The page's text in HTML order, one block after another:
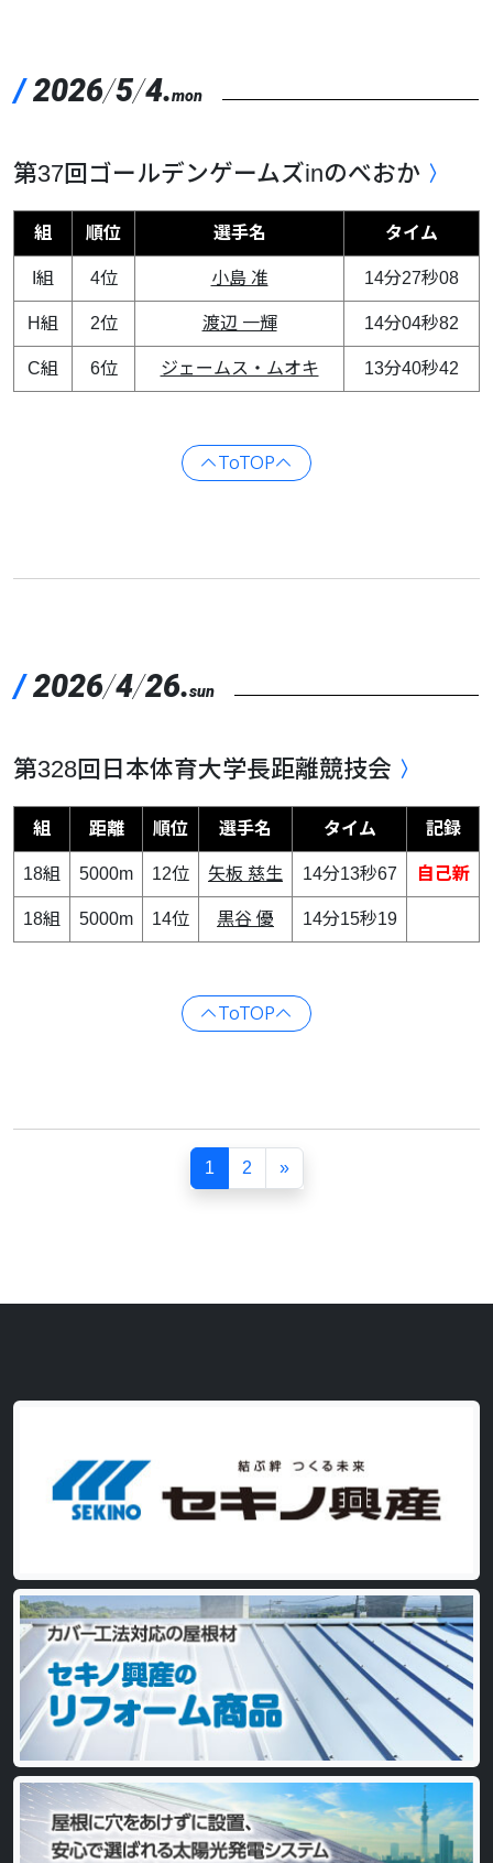
/2026/5/4.mon
第37回ゴールデンゲームズinのべおか
組 順位 選手名 タイム
I組 4位 小島 准 14分27秒08
H組 2位 渡辺 一輝 14分04秒82
C組 6位 ジェームス・ムオキ 13分40秒42
ToTOP
/2026/4/26.sun
第328回日本体育大学長距離競技会
組 距離 順位 選手名 タイム 記録
18組 5000m 12位 矢板 慈生 14分13秒67 自己新
18組 5000m 14位 黒谷 優 14分15秒19
ToTOP
1 2 »